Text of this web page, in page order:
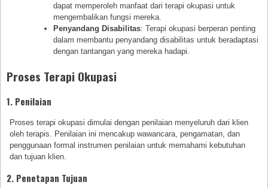
dapat memperoleh manfaat dari terapi okupasi untuk
mengembalikan fungsi mereka.
Penyandang Disabilitas: Terapi okupasi berperan penting
dalam membantu penyandang disabilitas untuk beradaptasi
dengan tantangan yang mereka hadapi.
Proses Terapi Okupasi
1. Penilaian
Proses terapi okupasi dimulai dengan penilaian menyeluruh dari klien
oleh terapis. Penilaian ini mencakup wawancara, pengamatan, dan
penggunaan formal instrumen penilaian untuk memahami kebutuhan
dan tujuan klien.
2. Penetapan Tujuan